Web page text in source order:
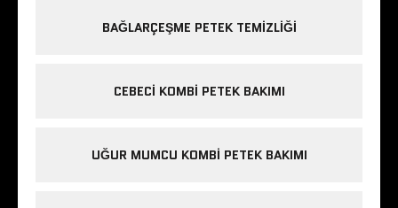
BAĞLARÇEŞME PETEK TEMIZLIĞI
CEBECI KOMBI PETEK BAKIMI
UĞUR MUMCU KOMBI PETEK BAKIMI